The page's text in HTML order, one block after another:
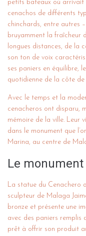
petits bateaux où arrivait
cenachos de différents
chinchards, entre autres
bruyamment la fraîcheur
longues distances, de la
son ton de voix
ses paniers en équilibre,
quotidienne de la côte
Avec le temps et la
cenacheros ont disparu,
mémoire de la ville. Leur
dans le monument que
Marina, au centre de
Le
La statue du Cenachero
sculpteur de Malaga
bronze et présente une
avec des paniers remplis
prêt à offrir son produit